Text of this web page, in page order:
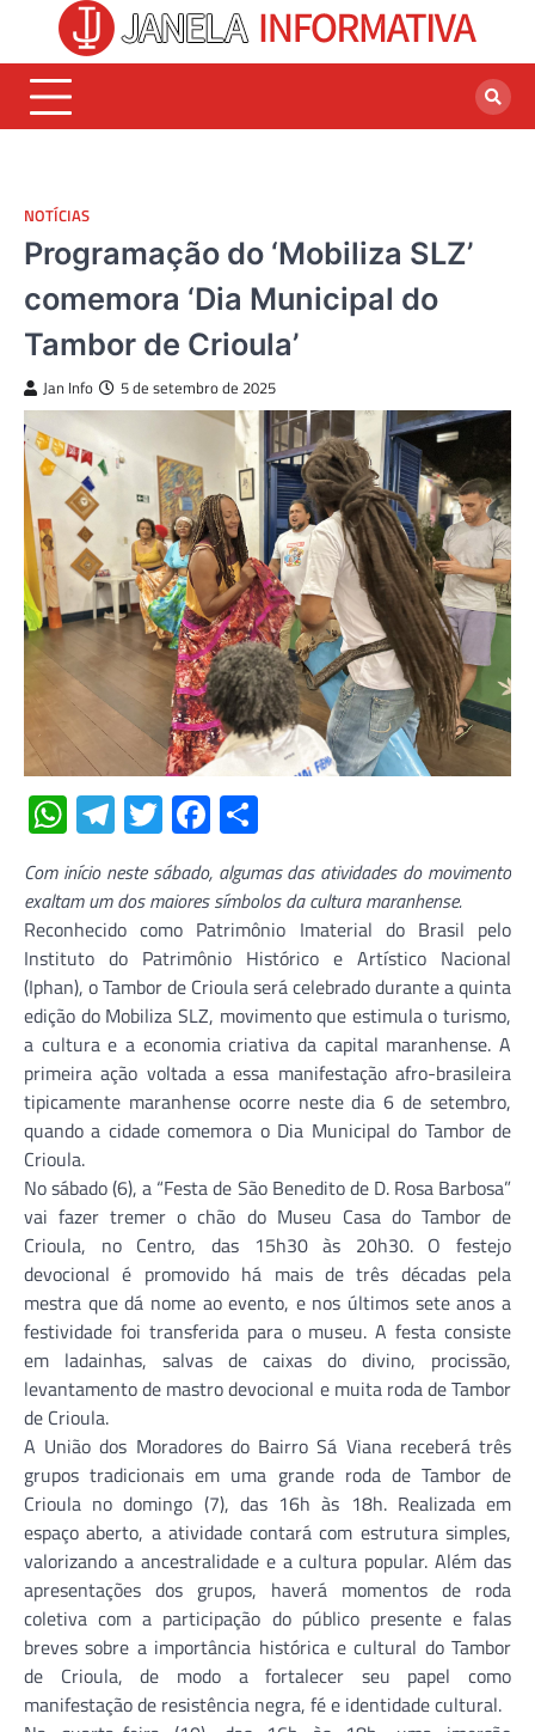
content
NOTÍCIAS
Programação do ‘Mobiliza SLZ’
comemora ‘Dia Municipal do
Tambor de Crioula’
Jan Info 5 de setembro de 2025
WhatsApp
Telegram
TwitterFacebook
Com início neste sábado, algumas das atividades do movimento
exaltam um dos maiores símbolos da cultura maranhense.
Reconhecido como Patrimônio Imaterial do Brasil pelo
Instituto do Patrimônio Histórico e Artístico Nacional
(Iphan), o Tambor de Crioula será celebrado durante a quinta
edição do Mobiliza SLZ, movimento que estimula o turismo,
a cultura e a economia criativa da capital maranhense. A
primeira ação voltada a essa manifestação afro-brasileira
tipicamente maranhense ocorre neste dia 6 de setembro,
quando a cidade comemora o Dia Municipal do Tambor de
Crioula.
No sábado (6), a “Festa de São Benedito de D. Rosa Barbosa”
vai fazer tremer o chão do Museu Casa do Tambor de
Crioula, no Centro, das 15h30 às 20h30. O festejo
devocional é promovido há mais de três décadas pela
mestra que dá nome ao evento, e nos últimos sete anos a
festividade foi transferida para o museu. A festa consiste
em ladainhas, salvas de caixas do divino, procissão,
levantamento de mastro devocional e muita roda de Tambor
de Crioula.
A União dos Moradores do Bairro Sá Viana receberá três
grupos tradicionais em uma grande roda de Tambor de
Crioula no domingo (7), das 16h às 18h. Realizada em
espaço aberto, a atividade contará com estrutura simples,
valorizando a ancestralidade e a cultura popular. Além das
apresentações dos grupos, haverá momentos de roda
coletiva com a participação do público presente e falas
breves sobre a importância histórica e cultural do Tambor
de Crioula, de modo a fortalecer seu papel como
manifestação de resistência negra, fé e identidade cultural.